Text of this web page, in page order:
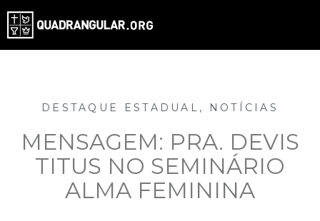
DESTAQUE ESTADUAL , NOTÍCIAS
MENSAGEM: PRA. DEVIS
TITUS NO SEMINÁRIO
ALMA FEMININA